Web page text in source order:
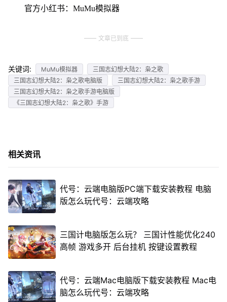
官方小红书：MuMu模拟器
文章已到底
关键词: MuMu模拟器
三国志幻想大陆2：枭之歌
三国志幻想大陆2：枭之歌电脑版
三国志幻想大陆2：枭之歌手游
三国志幻想大陆2：枭之歌手游电脑版
《三国志幻想大陆2：枭之歌》手游
相关资讯
代号：云端电脑版PC端下载安装教程 电脑
版怎么玩代号：云端攻略
三国计电脑版怎么玩？ 三国计性能优化240
高帧 游戏多开 后台挂机 按键设置教程
代号：云端Mac电脑版下载安装教程 Mac电
脑怎么玩代号：云端攻略